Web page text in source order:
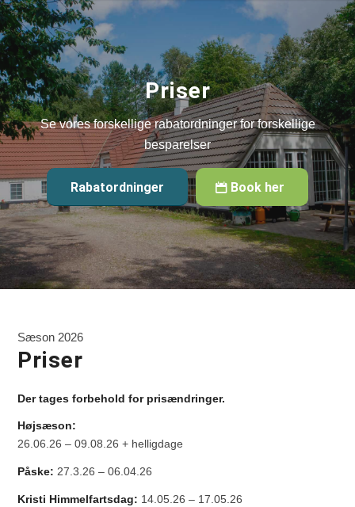
Priser
Se vores forskellige rabatordninger for forskellige
besparelser
Rabatordninger Book her
Sæson 2026
Priser
Der tages forbehold for prisændringer.
Højsæson:
26.06.26 – 09.08.26 + helligdage
Påske: 27.3.26 – 06.04.26
Kristi Himmelfartsdag: 14.05.26 – 17.05.26